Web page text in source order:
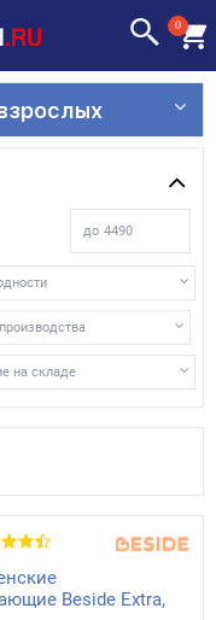
0
до
на складе
Beside Extra,